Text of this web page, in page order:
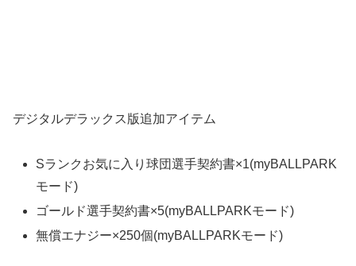
デジタルデラックス版追加アイテム
Sランクお気に入り球団選手契約書×1(myBALLPARK
モード)
ゴールド選手契約書×5(myBALLPARKモード)
無償エナジー×250個(myBALLPARKモード)